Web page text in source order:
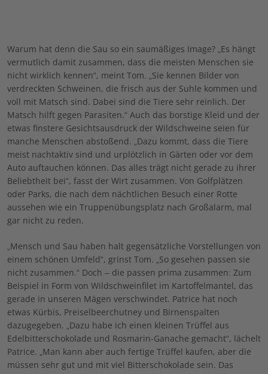
Warum hat denn die Sau so ein saumäßiges Image? „Es hängt
vermutlich damit zusammen, dass die meisten Menschen sie
nicht wirklich kennen“, meint Tom. „Sie kennen Bilder von
verdreckten Schweinen, die frisch aus der Suhle kommen und
voll mit Matsch sind. Dabei sind die Tiere sehr reinlich. Der
Matsch hilft gegen Parasiten.“ Auch das borstige Kleid und der
etwas finstere Gesichtsausdruck der Wildschweine seien für
manche Menschen abstoßend. „Dazu kommt, dass die Tiere
meist nachtaktiv sind und urplötzlich in Gärten oder vor dem
Auto auftauchen können. Das alles trägt nicht gerade zu ihrer
Beliebtheit bei“, fasst der Wirt zusammen. Von Golfplätzen
oder Parks, die nach dem nächtlichen Besuch einer Rotte
aussehen wie ein Truppenübungsplatz nach Großalarm, mal
gar nicht zu reden.
„Mensch und Sau haben halt gegensätzliche Vorstellungen von
einem schönen Umfeld“, grinst Tom. „So gesehen passen sie
nicht zusammen.“ Doch – die passen prima zusammen: Zum
Beispiel in Form von Wildschweinfilet im Kartoffelmantel, das
gerade in unseren Mägen verschwindet. Patrice hat noch
etwas Kürbis, Preiselbeerchutney und Birnenspalten
dazugegeben. „Dazu habe ich einen kleinen Trüffel aus
Edelbitterschokolade und Rosmarin-Ganache gemacht“, lächelt
Patrice. „Man kann aber auch fertige Trüffel kaufen, aber die
müssen sehr gut und mit viel Bitterschokolade sein. Das